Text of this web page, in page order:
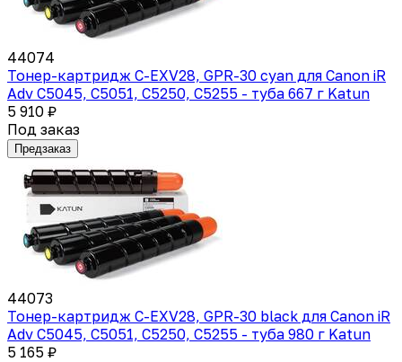
44074
Тонер-картридж C-EXV28, GPR-30 cyan для Canon iR
Adv C5045, C5051, C5250, C5255 - туба 667 г Katun
5 910 ₽
Под заказ
Предзаказ
44073
Тонер-картридж C-EXV28, GPR-30 black для Canon iR
Adv C5045, C5051, C5250, C5255 - туба 980 г Katun
5 165 ₽